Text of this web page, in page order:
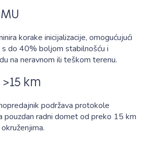
korake inicijalizacije, omogućujući
do 40% boljom stabilnošću i
na neravnom ili teškom terenu.
km
podržava protokole
pouzdan radni domet od preko 15 km